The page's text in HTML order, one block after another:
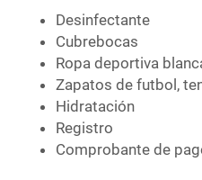
Desinfectante
Cubrebocas
Ropa deportiva
Zapatos de futbol,
Hidratación
Registro
Comprobante de